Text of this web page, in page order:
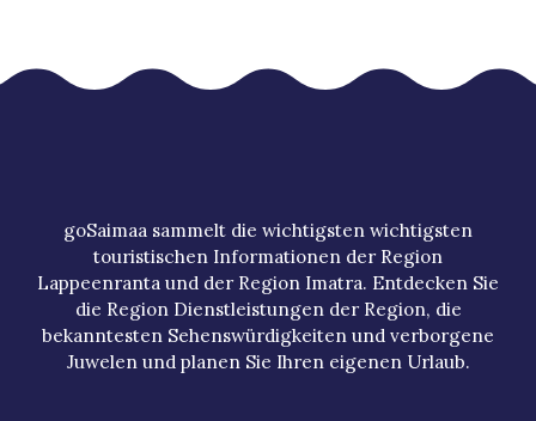
goSaimaa sammelt die wichtigsten wichtigsten
touristischen Informationen der Region
Lappeenranta und der Region Imatra. Entdecken Sie
die Region Dienstleistungen der Region, die
bekanntesten Sehenswürdigkeiten und verborgene
Juwelen und planen Sie Ihren eigenen Urlaub.